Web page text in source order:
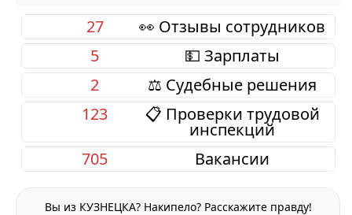
👀 Отзывы сотрудников
27
💵 Зарплаты
5
⚖️ Судебные решения
2
📋 Проверки трудовой
инспекций
123
Вакансии
705
Вы из КУЗНЕЦКА? Накипело? Расскажите правду!